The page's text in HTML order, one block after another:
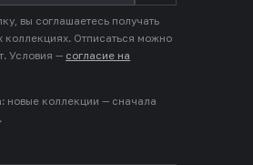
вы соглашаетесь получать
коллекциях. Отписаться можно
Условия — согласие на
новые коллекции — сначала